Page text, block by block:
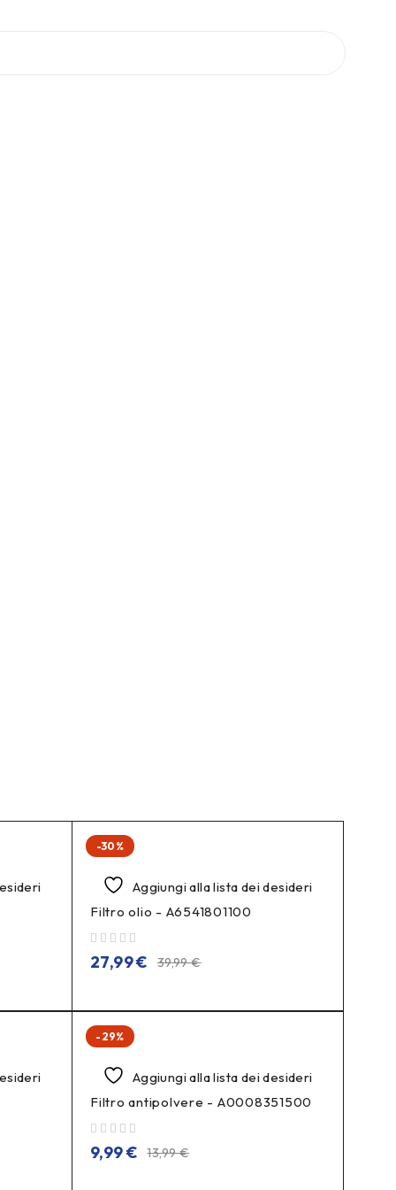
-30%
Aggiungi alla lista dei desideri
Filtro olio - A6541801100
39,99€
27,99€
-29%
Aggiungi alla lista dei desideri
Filtro antipolvere - A0008351500
13,99€
9,99€